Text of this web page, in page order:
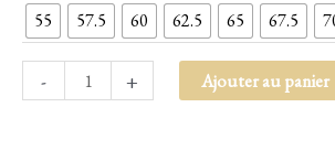
55 57.5 60 62.5 65 67.5
- + Ajouter au panier